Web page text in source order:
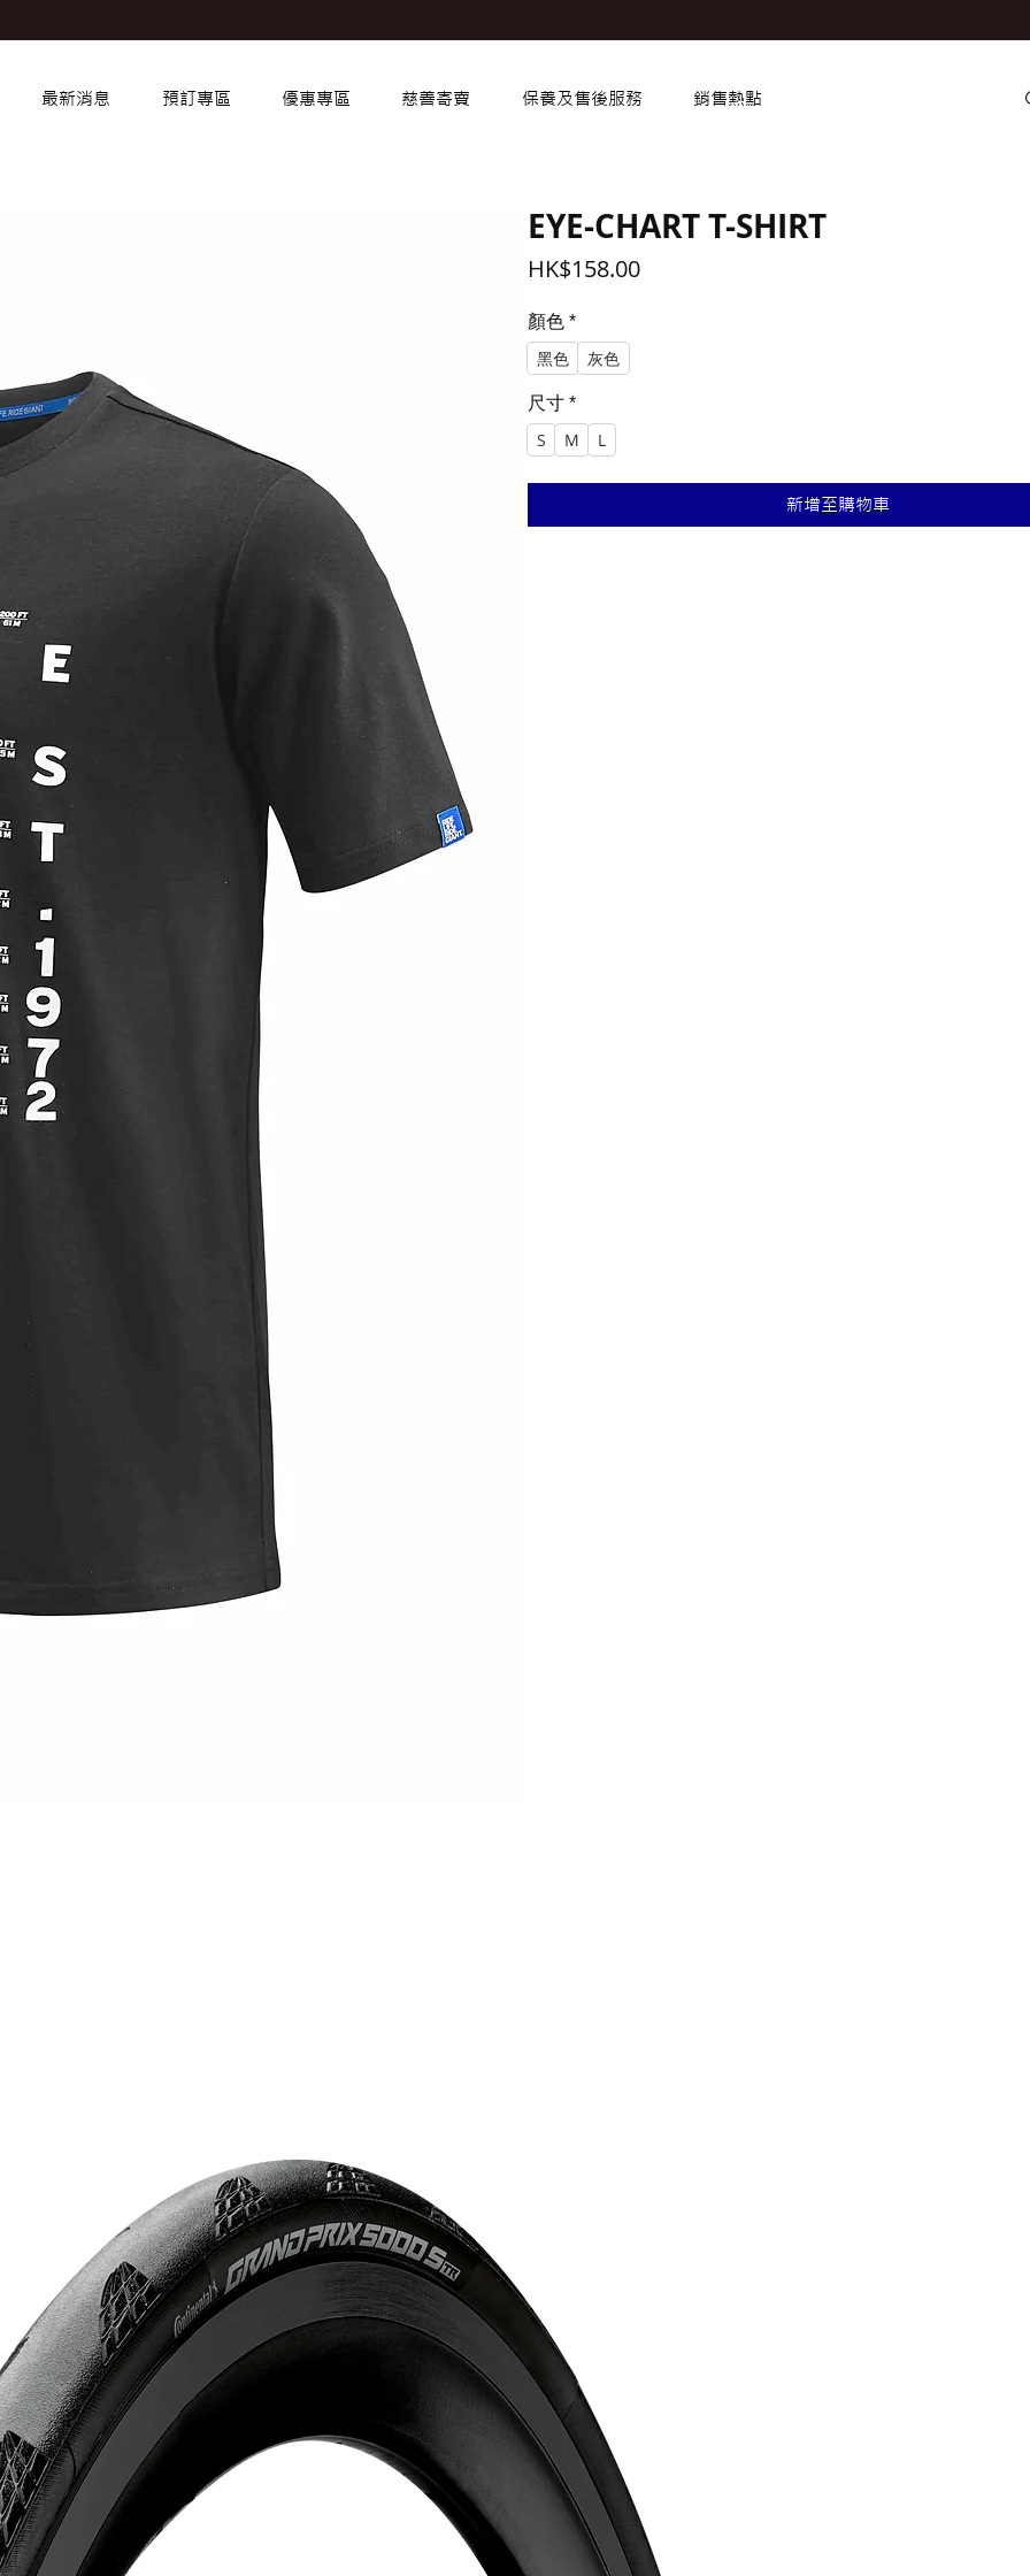
最新消息 預訂專區 優惠專區 慈善寄賣 保養及售後服務 銷售熱點
EYE-CHART T-SHIRT
HK$158.00價
顏色 *
黑色 灰色
尺寸 *
S M L
新增至購物車